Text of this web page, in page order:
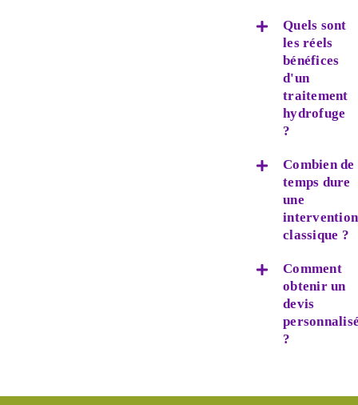
Quels sont
les réels
bénéfices
d'un
traitement
hydrofuge
?
Combien de
temps dure
une
intervention
classique ?
Comment
obtenir un
devis
?